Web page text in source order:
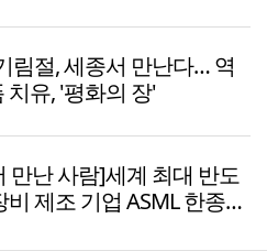
림절, 세종서 만난다… 역
치유, '평화의 장'
만난 사람]세계 최대 반도
제조 기업 ASML 한종호